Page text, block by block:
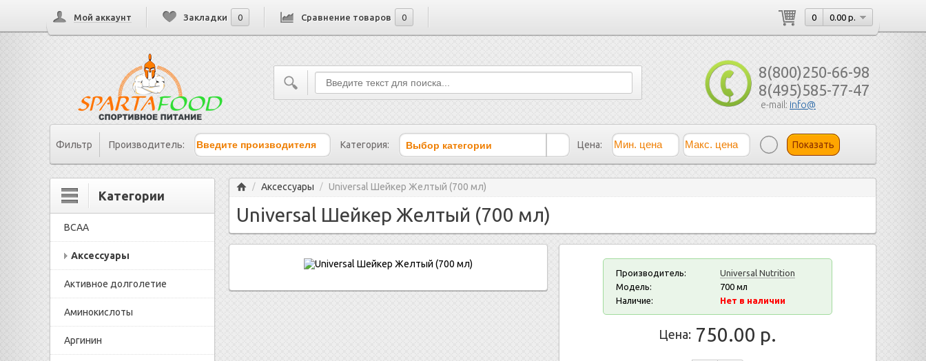
Мой аккаунт Закладки 0 Сравнение товаров 0 0 0.00 р.
8(800)250-66-98
8(495)585-77-47
e-mail: info@
Фильтр Производитель: Категория: Выбор категории Цена: Показать
Категории
BCAA
Аксессуары
Активное долголетие
Аминокислоты
Аргинин
Главная
/ Аксессуары / Universal Шейкер Желтый (700 мл)
Universal Шейкер Желтый (700 мл)
Производитель:
Universal Nutrition
Модель:
700 мл
Наличие:
Нет в наличии
Цена: 750.00 р.